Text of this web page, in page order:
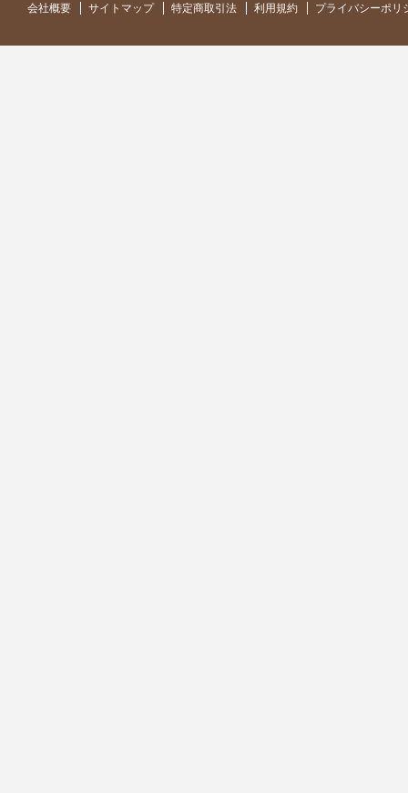
会社概要 サイトマップ 特定商取引法 利用規約 プライバシーポリ